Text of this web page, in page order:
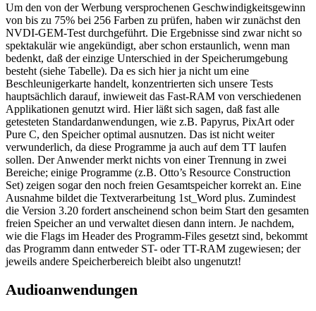
Um den von der Werbung versprochenen Geschwindigkeitsgewinn
von bis zu 75% bei 256 Farben zu prüfen, haben wir zunächst den
NVDI-GEM-Test durchgeführt. Die Ergebnisse sind zwar nicht so
spektakulär wie angekündigt, aber schon erstaunlich, wenn man
bedenkt, daß der einzige Unterschied in der Speicherumgebung
besteht (siehe Tabelle). Da es sich hier ja nicht um eine
Beschleunigerkarte handelt, konzentrierten sich unsere Tests
hauptsächlich darauf, inwieweit das Fast-RAM von verschiedenen
Applikationen genutzt wird. Hier läßt sich sagen, daß fast alle
getesteten Standardanwendungen, wie z.B. Papyrus, PixArt oder
Pure C, den Speicher optimal ausnutzen. Das ist nicht weiter
verwunderlich, da diese Programme ja auch auf dem TT laufen
sollen. Der Anwender merkt nichts von einer Trennung in zwei
Bereiche; einige Programme (z.B. Otto’s Resource Construction
Set) zeigen sogar den noch freien Gesamtspeicher korrekt an. Eine
Ausnahme bildet die Textverarbeitung 1st_Word plus. Zumindest
die Version 3.20 fordert anscheinend schon beim Start den gesamten
freien Speicher an und verwaltet diesen dann intern. Je nachdem,
wie die Flags im Header des Programm-Files gesetzt sind, bekommt
das Programm dann entweder ST- oder TT-RAM zugewiesen; der
jeweils andere Speicherbereich bleibt also ungenutzt!
Audioanwendungen